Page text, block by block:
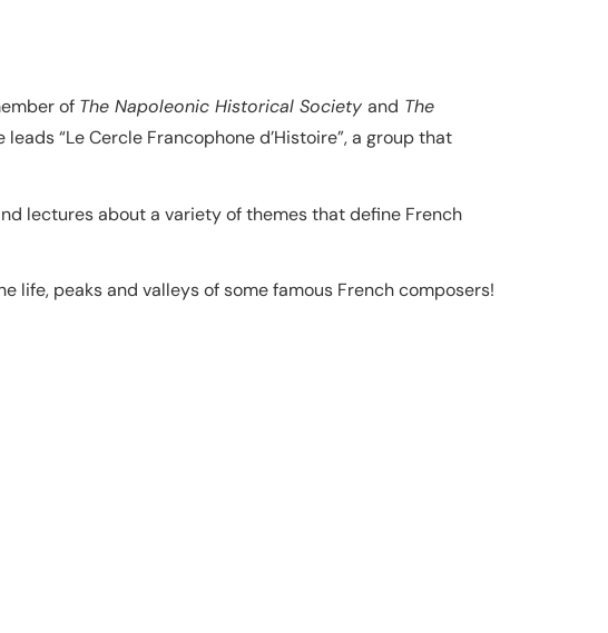
of The Napoleonic Historical Society and The
leads “Le Cercle Francophone d’Histoire”, a group that
lectures about a variety of themes that define French
life, peaks and valleys of some famous French composers!